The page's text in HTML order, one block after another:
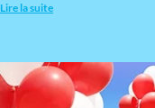
Lire la suite